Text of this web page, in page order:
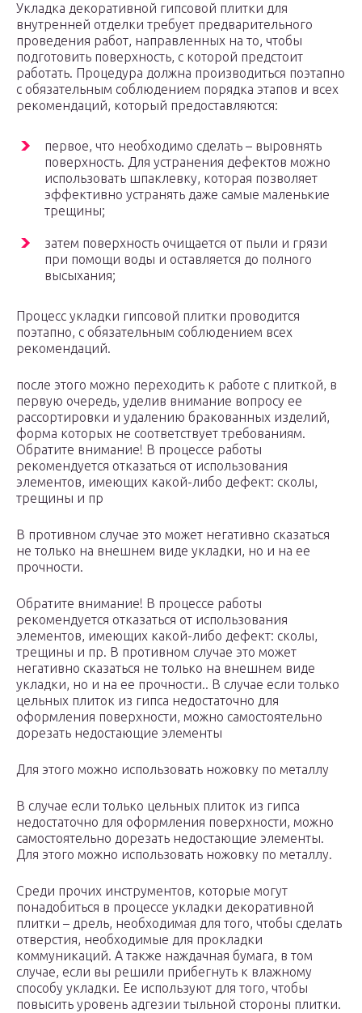
Укладка декоративной гипсовой плитки для
внутренней отделки требует предварительного
проведения работ, направленных на то, чтобы
подготовить поверхность, с которой предстоит
работать. Процедура должна производиться поэтапно
с обязательным соблюдением порядка этапов и всех
рекомендаций, который предоставляются:
первое, что необходимо сделать – выровнять
поверхность. Для устранения дефектов можно
использовать шпаклевку, которая позволяет
эффективно устранять даже самые маленькие
трещины;
затем поверхность очищается от пыли и грязи
при помощи воды и оставляется до полного
высыхания;
Процесс укладки гипсовой плитки проводится
поэтапно, с обязательным соблюдением всех
рекомендаций.
после этого можно переходить к работе с плиткой, в
первую очередь, уделив внимание вопросу ее
рассортировки и удалению бракованных изделий,
форма которых не соответствует требованиям.
Обратите внимание! В процессе работы
рекомендуется отказаться от использования
элементов, имеющих какой-либо дефект: сколы,
трещины и пр
В противном случае это может негативно сказаться
не только на внешнем виде укладки, но и на ее
прочности.
Обратите внимание! В процессе работы
рекомендуется отказаться от использования
элементов, имеющих какой-либо дефект: сколы,
трещины и пр. В противном случае это может
негативно сказаться не только на внешнем виде
укладки, но и на ее прочности.. В случае если только
цельных плиток из гипса недостаточно для
оформления поверхности, можно самостоятельно
дорезать недостающие элементы
Для этого можно использовать ножовку по металлу
В случае если только цельных плиток из гипса
недостаточно для оформления поверхности, можно
самостоятельно дорезать недостающие элементы.
Для этого можно использовать ножовку по металлу.
Среди прочих инструментов, которые могут
понадобиться в процессе укладки декоративной
плитки – дрель, необходимая для того, чтобы сделать
отверстия, необходимые для прокладки
коммуникаций. А также наждачная бумага, в том
случае, если вы решили прибегнуть к влажному
способу укладки. Ее используют для того, чтобы
повысить уровень адгезии тыльной стороны плитки.